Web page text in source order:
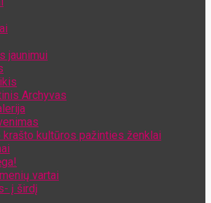
jaunimui
Archyvas
krašto kultūros pažinties ženklai
vartai
į širdį